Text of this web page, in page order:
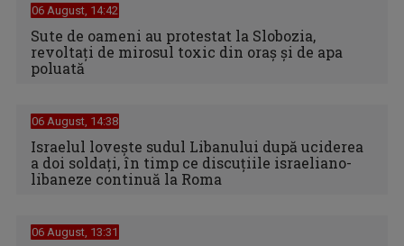
06 August, 14:42
Sute de oameni au protestat la Slobozia,
revoltați de mirosul toxic din oraș și de apa
poluată
06 August, 14:38
Israelul loveşte sudul Libanului după uciderea
a doi soldaţi, în timp ce discuţiile israeliano-
libaneze continuă la Roma
06 August, 13:31